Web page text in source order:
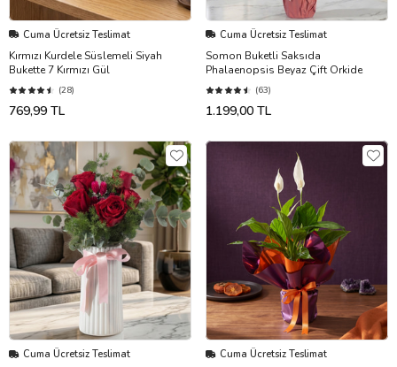
Cuma Ücretsiz Teslimat
Kırmızı Kurdele Süslemeli Siyah
Bukette 7 Kırmızı Gül
(28)
769,99 TL
Cuma Ücretsiz Teslimat
Somon Buketli Saksıda
Phalaenopsis Beyaz Çift Orkide
(63)
1.199,00 TL
Cuma Ücretsiz Teslimat Cuma Ücretsiz Teslimat